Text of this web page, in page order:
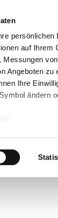
auf
Angeboten
Ihre
ändern
bestimmten
Daten